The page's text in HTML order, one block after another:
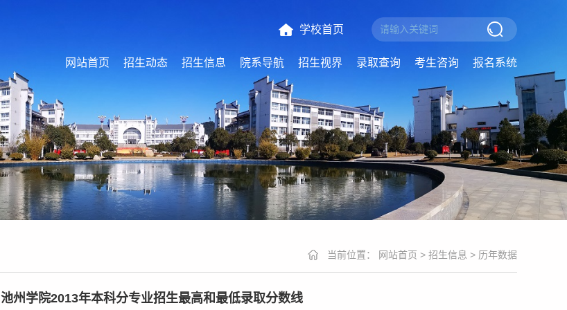
学校首页
网站首页 招生动态 招生信息 院系导航 招生视界 录取查询 考生咨询 报名系统
当前位置： 网站首页 > 招生信息 > 历年数据
池州学院2013年本科分专业招生最高和最低录取分数线